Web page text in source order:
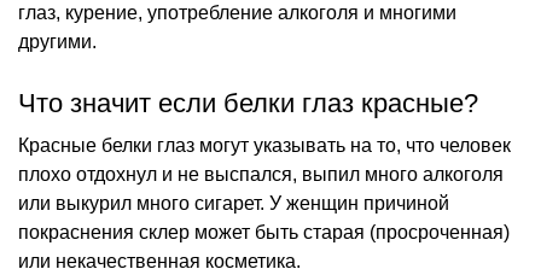
глаз, курение, употребление алкоголя и многими
другими.
Что значит если белки глаз красные?
Красные белки глаз могут указывать на то, что человек
плохо отдохнул и не выспался, выпил много алкоголя
или выкурил много сигарет. У женщин причиной
покраснения склер может быть старая (просроченная)
или некачественная косметика.